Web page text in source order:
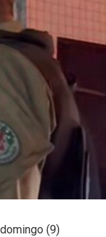
(9)